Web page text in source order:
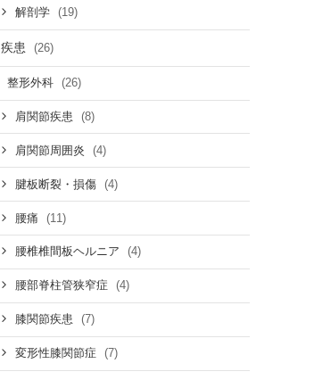
解剖学 (19)
疾患 (26)
整形外科 (26)
肩関節疾患 (8)
肩関節周囲炎 (4)
腱板断裂・損傷 (4)
腰痛 (11)
腰椎椎間板ヘルニア (4)
腰部脊柱管狭窄症 (4)
膝関節疾患 (7)
変形性膝関節症 (7)